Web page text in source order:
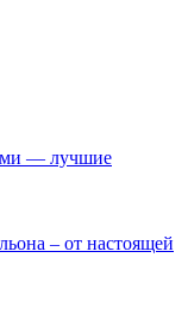
— лучшие
– от настоящей